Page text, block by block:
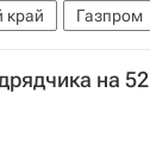
край Газпром
на 52